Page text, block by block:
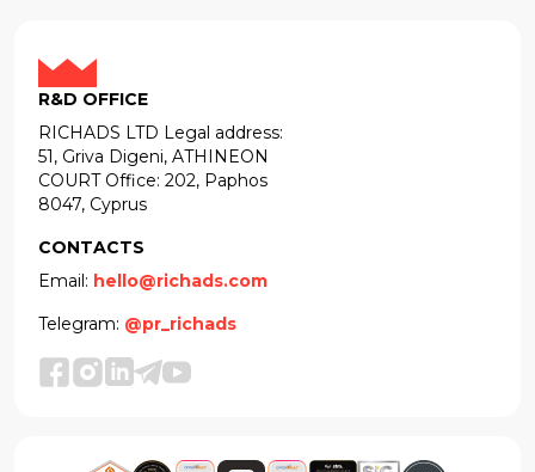
R&D OFFICE
RICHADS LTD Legal address:
51, Griva Digeni, ATHINEON
COURT Office: 202, Paphos
8047, Cyprus
CONTACTS
Email: hello@richads.com
Telegram: @pr_richads